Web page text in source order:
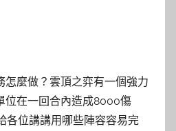
怎麼做？雲頂之弈有一個強力
位在一回合內造成8000傷
各位講講用哪些陣容容易完